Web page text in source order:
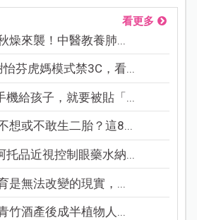
看更多
燥來襲！中醫教養肺...
芬虎媽模式禁3C，看...
機給孩子，就要被貼「...
想或不敢生二胎？這8...
托品近視控制眼藥水納...
是無法改變的現實，...
竹酒產後成半植物人...